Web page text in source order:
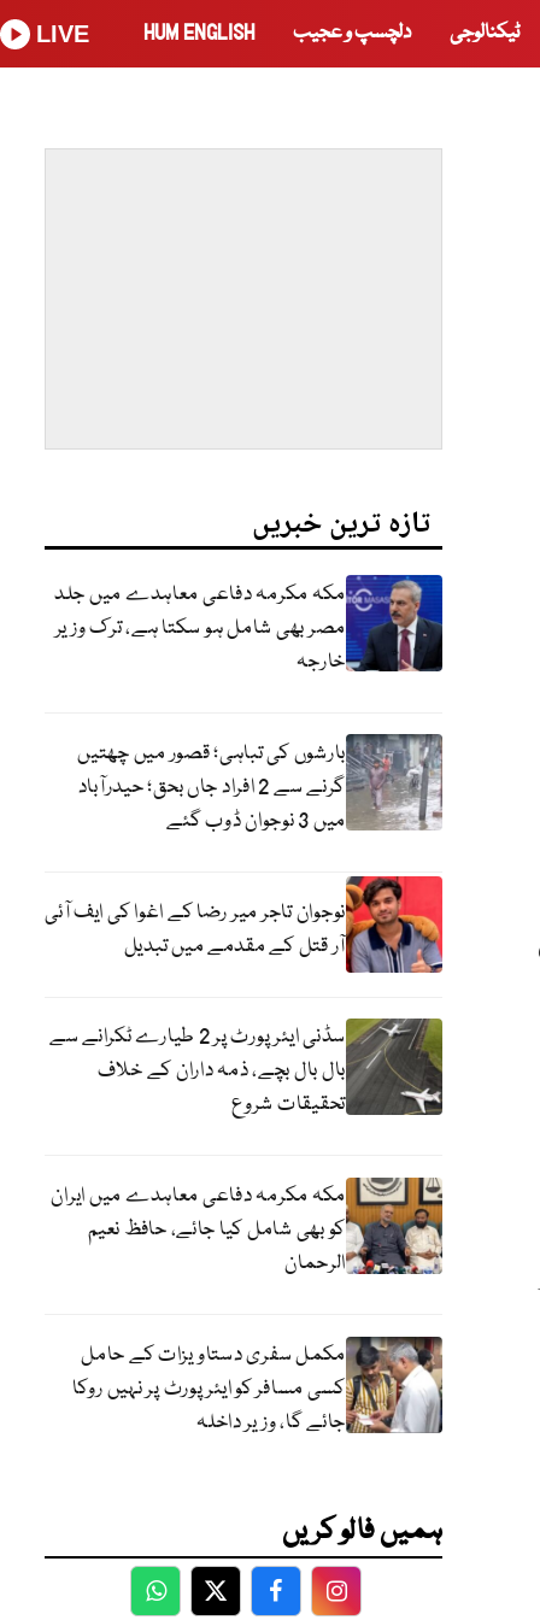
ٹیکنالوجی دلچسپ و عجیب HUM ENGLISH
LIVE
تازہ ترین خبریں
مکہ مکرمہ دفاعی معاہدے میں جلد
مصر بھی شامل ہو سکتا ہے، ترک وزیر
خارجہ
بارشوں کی تباہی؛ قصور میں چھتیں
گرنے سے 2 افراد جاں بحق؛ حیدرآباد
میں 3 نوجوان ڈوب گئے
نوجوان تاجر میر رضا کے اغوا کی ایف آئی
آر قتل کے مقدمے میں تبدیل
سڈنی ایئرپورٹ پر 2 طیارے ٹکرانے سے
بال بال بچے، ذمہ داران کے خلاف
تحقیقات شروع
مکہ مکرمہ دفاعی معاہدے میں ایران
کو بھی شامل کیا جائے، حافظ نعیم
الرحمان
مکمل سفری دستاویزات کے حامل
کسی مسافر کو ایئرپورٹ پر نہیں روکا
جائے گا، وزیر داخلہ
ہمیں فالو کریں
WhatsApp
TwitterFacebookFacebook